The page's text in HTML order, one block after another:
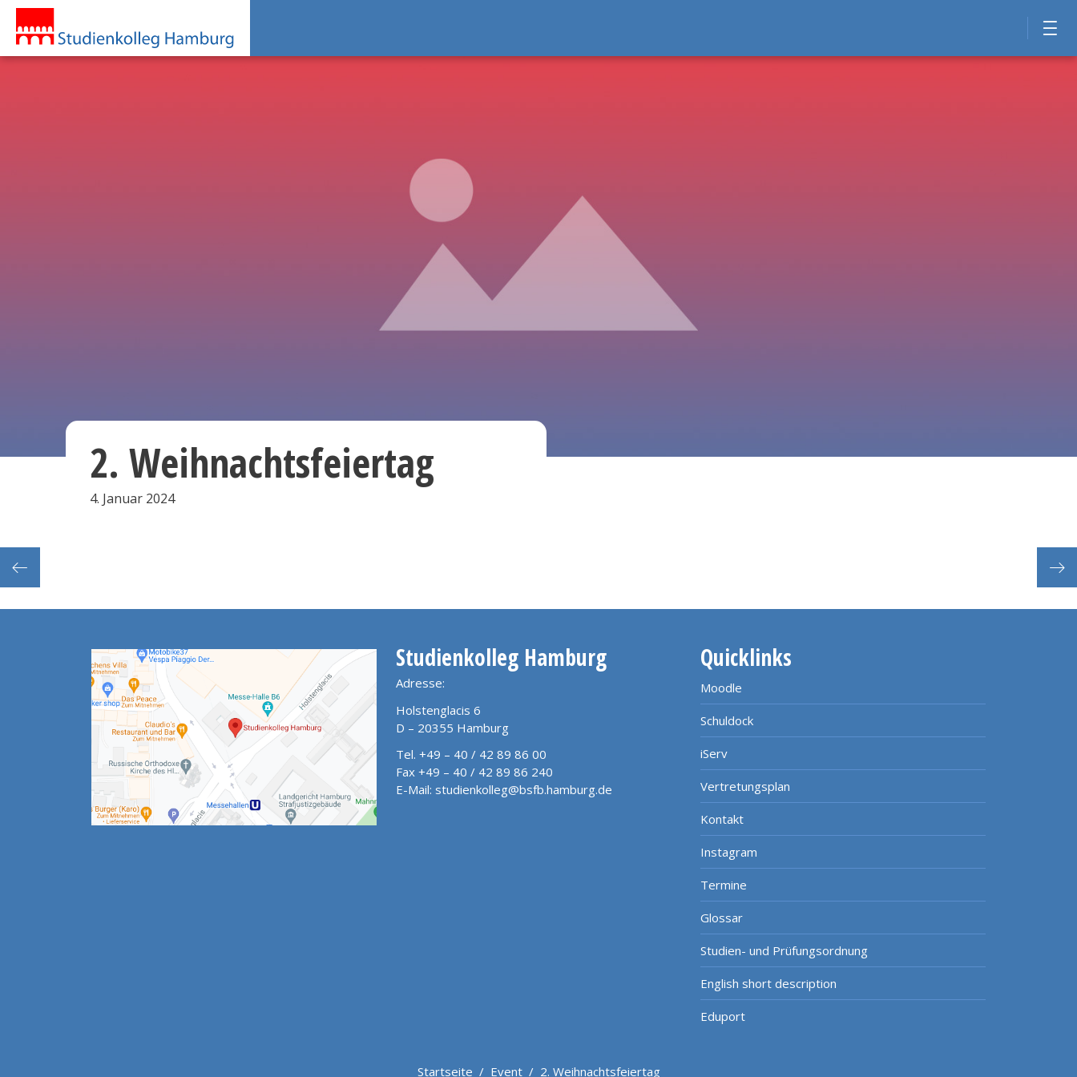
2. Weihnachtsfeiertag
4. Januar 2024
Studienkolleg Hamburg
Adresse:
Holstenglacis 6
D – 20355 Hamburg
Tel. +49 – 40 / 42 89 86 00
Fax +49 – 40 / 42 89 86 240
E-Mail: studienkolleg@bsfb.hamburg.de
Quicklinks
Moodle
Schuldock
iServ
Vertretungsplan
Kontakt
Instagram
Termine
Glossar
Studien- und Prüfungsordnung
English short description
Eduport
Startseite / Event/ 2. Weihnachtsfeiertag